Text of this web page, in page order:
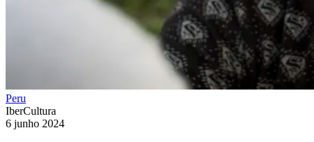
Peru
IberCultura
6 junho 2024